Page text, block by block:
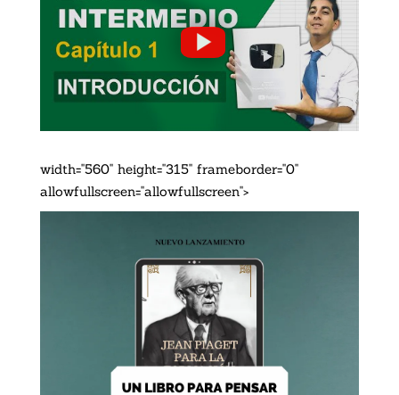
width="560" height="315" frameborder="0"
allowfullscreen="allowfullscreen">